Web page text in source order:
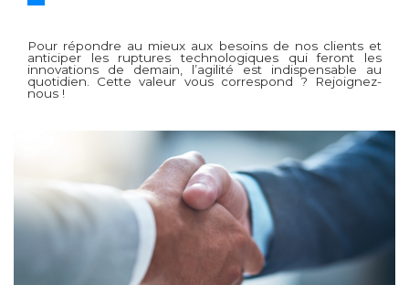
Pour répondre au mieux aux besoins de nos clients et
anticiper les ruptures technologiques qui feront les
innovations de demain, l’agilité est indispensable au
quotidien. Cette valeur vous correspond ? Rejoignez-
nous !